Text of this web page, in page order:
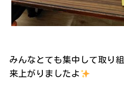
みんなとても集中して取り
来上がりましたよ